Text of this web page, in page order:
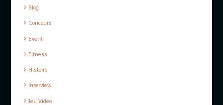
Blog
Concours
Event
Fitness
Histoire
Interview
Jeu Video